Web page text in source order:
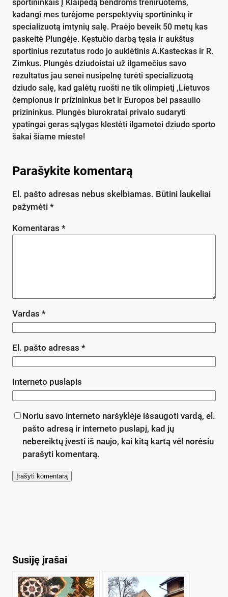
sportininkais Į Klaipėdą bendroms treniruotėms,
kadangi mes turėjome perspektyvių sportininkų ir
specializuotą imtynių salę. Praėjo beveik 50 metų kas
paskeitė Plungėje. Kęstučio darbą tęsia ir aukštus
sportinius rezutatus rodo jo auklėtinis A.Kasteckas ir R.
Zimkus. Plungės dziudoistai už ilgamečius savo
rezultatus jau senei nusipelnę turėti specializuotą
dziudo salę, kad galėtų ruošti ne tik olimpietį ,Lietuvos
čempionus ir prizininkus bet ir Europos bei pasaulio
prizininkus. Plungės biurokratai privalo sudaryti
ypatingai geras sąlygas klestėti ilgametei dziudo sporto
šakai šiame mieste!
Parašykite komentarą
El. pašto adresas nebus skelbiamas. Būtini laukeliai
pažymėti *
Komentaras *
Vardas *
El. pašto adresas *
Interneto puslapis
Noriu savo interneto naršyklėje išsaugoti vardą, el.
pašto adresą ir interneto puslapį, kad jų
nebereiktų įvesti iš naujo, kai kitą kartą vėl norėsiu
parašyti komentarą.
Susiję įrašai